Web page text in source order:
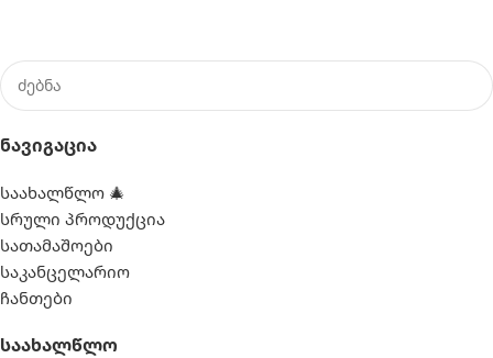
Ნავიგაცია
საახალწლო 🎄
სრული პროდუქცია
სათამაშოები
საკანცელარიო
ჩანთები
Საახალწლო